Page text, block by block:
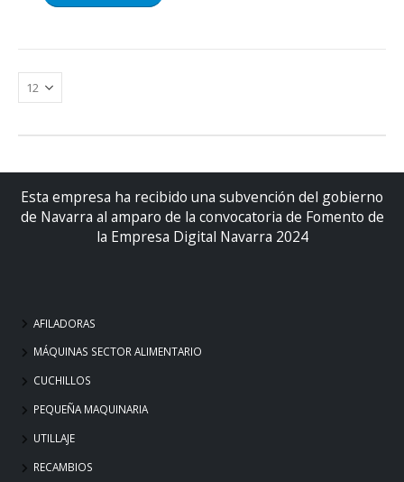
Esta empresa ha recibido una subvención del gobierno
de Navarra al amparo de la convocatoria de Fomento de
la Empresa Digital Navarra 2024
AFILADORAS
MÁQUINAS SECTOR ALIMENTARIO
CUCHILLOS
PEQUEÑA MAQUINARIA
UTILLAJE
RECAMBIOS